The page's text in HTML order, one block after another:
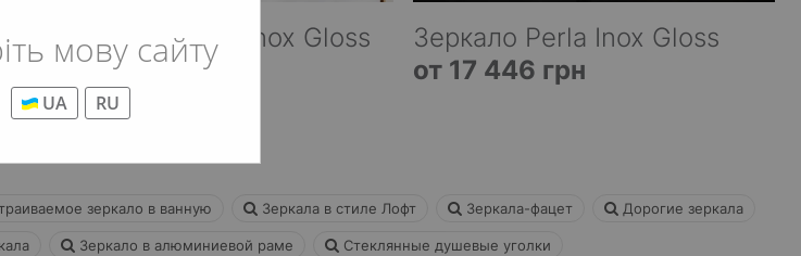
мову сайту
UA RU
Зеркало Celeste Inox Gloss
от 17 446 грн
Зеркало Perla Inox Gloss
от 17 446 грн
зеркало в ванную Зеркала в стиле Лофт Зеркала-фацет Дорогие зеркала
Зеркало в алюминиевой раме Стеклянные душевые уголки